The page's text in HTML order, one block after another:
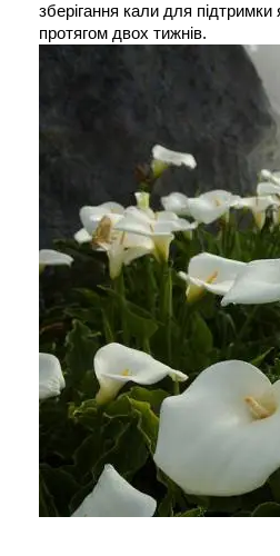
зберігання кали для
протягом двох тижнів.